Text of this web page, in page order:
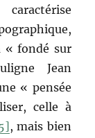
« fondé sur
Jean
« pensée
celle à
, mais bien